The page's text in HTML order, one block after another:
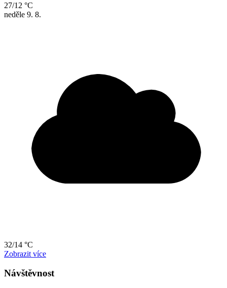
27/12 °C
neděle 9. 8.
32/14 °C
Zobrazit více
Návštěvnost